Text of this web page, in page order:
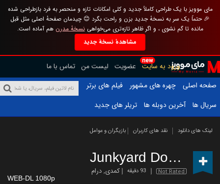
مای موویز با یک طراحی کاملاً جدید و کلی امکانات تازه و منحصر به فرد بازطراحی شده
🎉 حتماً یک سر به نسخهٔ جدید بزن و راحت بگرد 😊 چیدمان صفحهٔ اصلی مثل قبل
مانده تا گم نشوی ، و اگر ظاهر تازه‌تری می‌خواهینسخهٔ مدرن هم آماده است.
مشاهدهٔ نسخهٔ جدید
new
ورود به سایت عضویت لیست من تماس با ما
صفحه اصلی
چهره های مشهور
فیلم های برتر
سریال ها
آخرین دوبله ها تریلر های جدید
لینک های دانلود نقد های کاربران بازیگران و عوامل
Junkyard Dog (2023)
Not Rated 93 دقیقه کمدی,درام
WEB-DL 1080p